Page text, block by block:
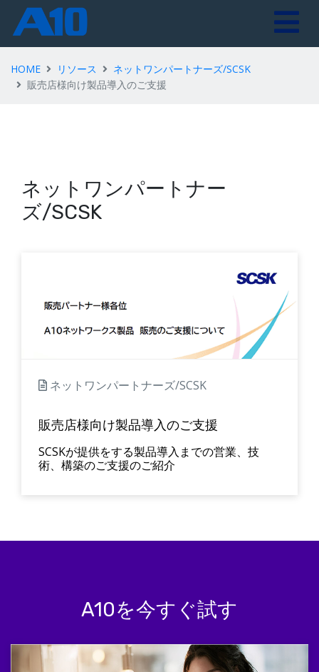
HOME リソース
ネットワンパートナーズ/SCSK
販売店様向け製品導入のご支援
ネットワンパートナー
ズ/SCSK
ネットワンパートナーズ/SCSK
販売店様向け製品導入のご支援
SCSKが提供をする製品導入までの営業、技
術、構築のご支援のご紹介
A10を今すぐ試す